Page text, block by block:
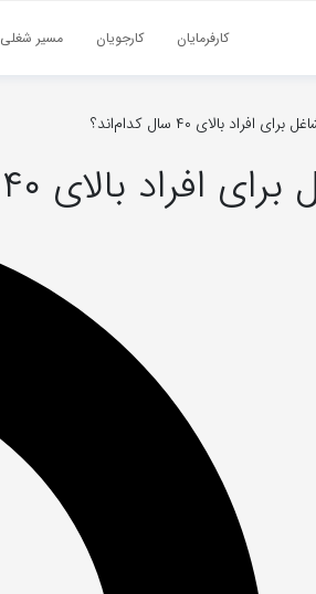
کارفرمایان کارجویان مسیر شغلی
افراد بالای ۴۰ سال کدام‌اند؟
بالای ۴۰ سال کدام‌اند؟